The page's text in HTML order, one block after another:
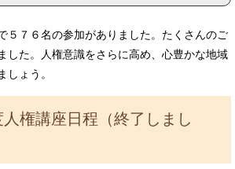
５７６名の参加がありました。たくさんのご
した。人権意識をさらに高め、心豊かな地域
しょう。
権講座日程（終了しまし